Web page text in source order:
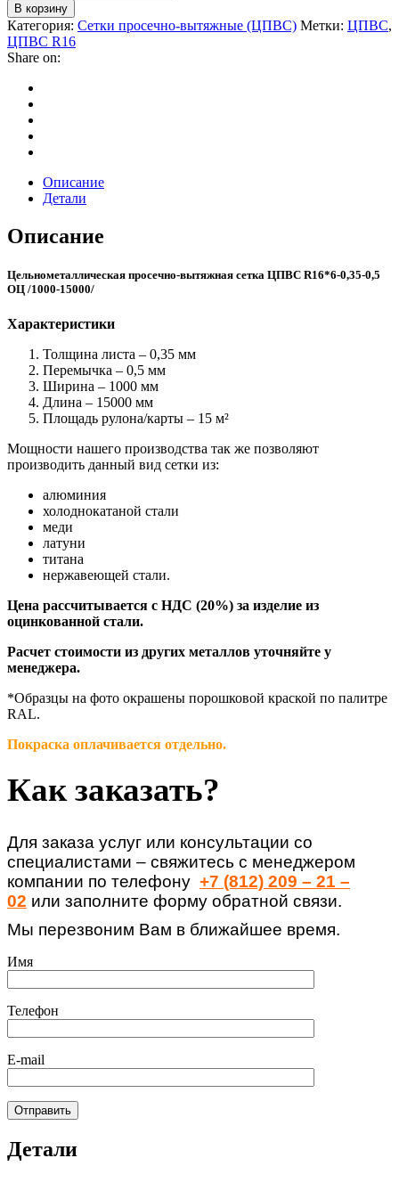
В корзину
Категория: Сетки просечно-вытяжные (ЦПВС) Метки: ЦПВС,
ЦПВС R16
Share on:
Описание
Детали
Описание
Цельнометаллическая просечно-вытяжная сетка ЦПВС R16*6-0,35-0,5
ОЦ /1000-15000/
Характеристики
Толщина листа – 0,35 мм
Перемычка – 0,5 мм
Ширина – 1000 мм
Длина – 15000 мм
Площадь рулона/карты – 15 м²
Мощности нашего производства так же позволяют
производить данный вид сетки из:
алюминия
холоднокатаной стали
меди
латуни
титана
нержавеющей стали.
Цена рассчитывается с НДС (20%) за изделие из
оцинкованной стали.
Расчет стоимости из других металлов уточняйте у
менеджера.
*Образцы на фото окрашены порошковой краской по палитре
RAL.
Покраска оплачивается отдельно.
Как заказать?
Для заказа услуг или консультации со
специалистами – свяжитесь с менеджером
компании по телефону +7 (812) 209 – 21 –
02 или заполните форму обратной связи.
Мы перезвоним Вам в ближайшее время.
Имя
Телефон
E-mail
Детали